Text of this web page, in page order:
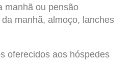
manhã ou pensão
manhã, almoço, lanches
oferecidos aos hóspedes